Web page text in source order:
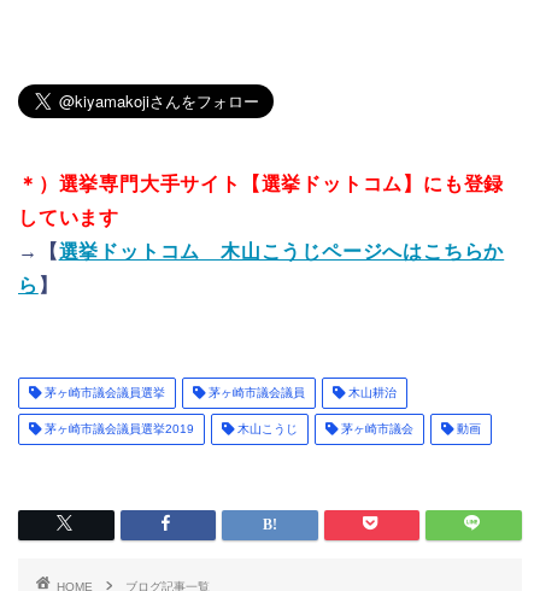
＊）選挙専門大手サイト【選挙ドットコム】にも登録
しています
→【選挙ドットコム 木山こうじページへはこちらか
ら 】
茅ヶ崎市議会議員選挙 茅ヶ崎市議会議員 木山耕治
茅ヶ崎市議会議員選挙2019 木山こうじ 茅ヶ崎市議会 動画
HOME
ブログ記事一覧